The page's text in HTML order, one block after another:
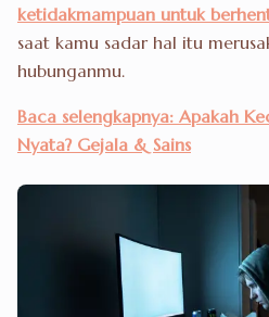
ketidakmampuan untuk
saat kamu sadar hal itu
hubunganmu.
Baca selengkapnya: Apakah
Nyata? Gejala & Sains